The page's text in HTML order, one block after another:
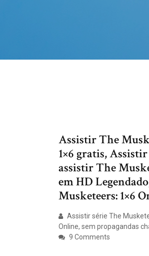
Assistir The
1×6 gratis,
assistir The
em HD
Musketeers: 1×6
Assistir série The
Online, sem propagandas
9 Comments